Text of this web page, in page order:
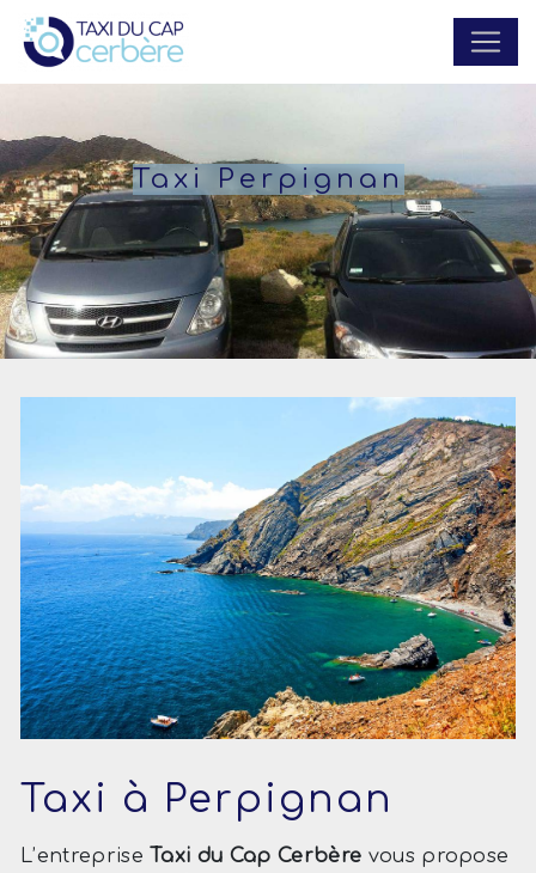
Taxi Perpignan
Taxi à Perpignan
L’entreprise Taxi du Cap Cerbère vous propose
Panneau de gestion des cookies